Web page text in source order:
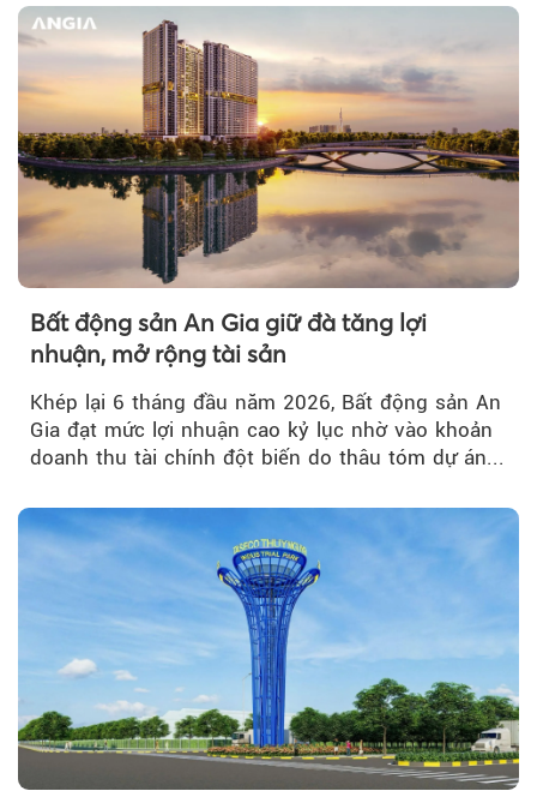
Bất động sản An Gia giữ đà tăng lợi
nhuận, mở rộng tài sản
Khép lại 6 tháng đầu năm 2026, Bất động sản An
Gia đạt mức lợi nhuận cao kỷ lục nhờ vào khoản
doanh thu tài chính đột biến do thâu tóm dự án...